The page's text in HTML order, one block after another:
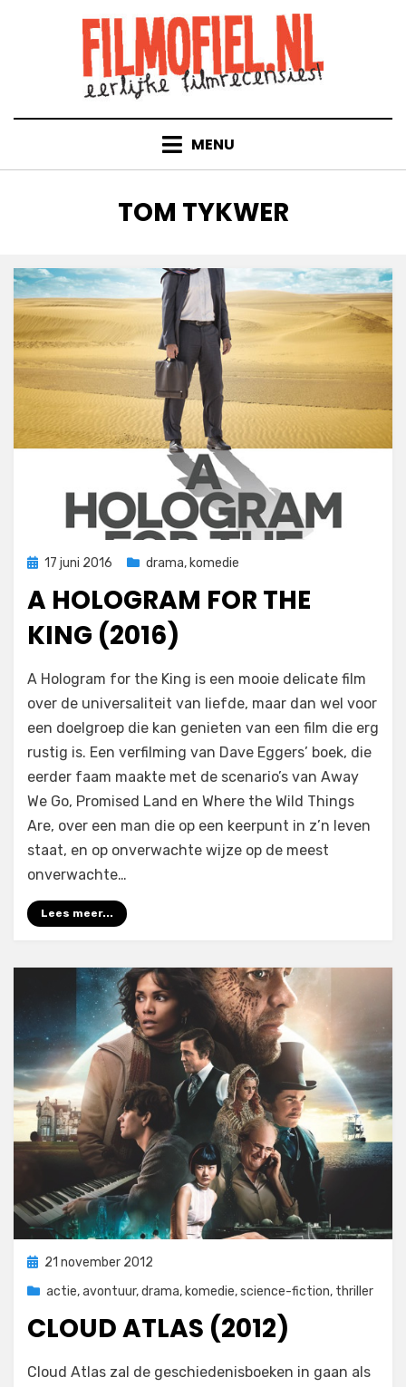
MENU
TAG
:
TOM TYKWER
Geplaatst
17 juni 2016 drama, komedie
A HOLOGRAM FOR THE
KING (2016)
door Filmofiel.nl
Laat een reactie achter
op
A
Hologram
for
the
King
A Hologram for the King is een mooie delicate film
over de universaliteit van liefde, maar dan wel voor
een doelgroep die kan genieten van een film die erg
rustig is. Een verfilming van Dave Eggers’ boek, die
eerder faam maakte met de scenario’s van Away
We Go, Promised Land en Where the Wild Things
Are, over een man die op een keerpunt in z’n leven
staat, en op onverwachte wijze op de meest
onverwachte…
Lees meer...
Geplaatst
21 november 2012
actie,avontuur,drama, komedie,science-fiction, thriller
CLOUD ATLAS (2012)
door Filmofiel.nl
1 reactie
Cloud Atlas zal de geschiedenisboeken in gaan als